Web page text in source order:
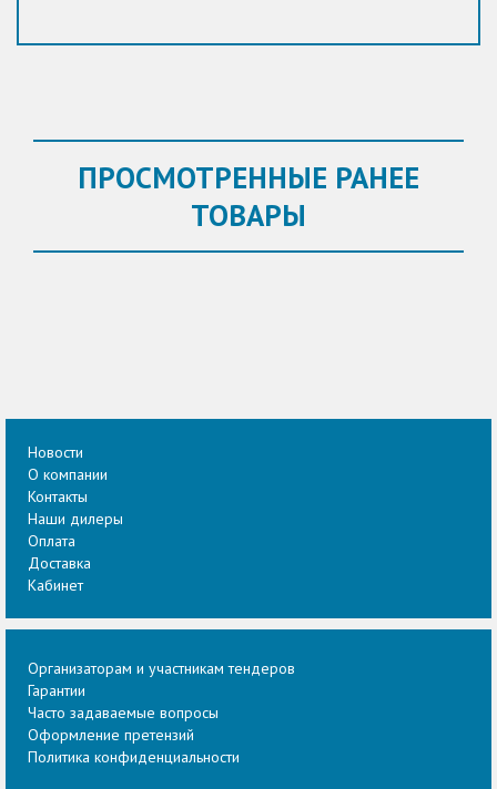
ПРОСМОТРЕННЫЕ РАНЕЕ
ТОВАРЫ
Новости
О компании
Контакты
Наши дилеры
Оплата
Доставка
Кабинет
Организаторам и участникам тендеров
Гарантии
Часто задаваемые вопросы
Оформление претензий
Политика конфиденциальности